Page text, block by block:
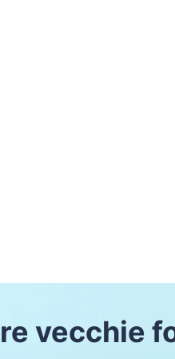
vecchie